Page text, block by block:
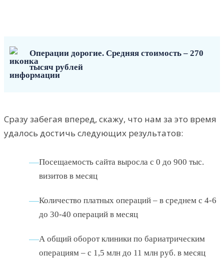
Операции дорогие. Средняя стоимость – 270
тысяч рублей
Сразу забегая вперед, скажу, что нам за это время
удалось достичь следующих результатов:
Посещаемость сайта выросла с 0 до 900 тыс.
визитов в месяц
Количество платных операций – в среднем с 4-6
до 30-40 операций в месяц
А общий оборот клиники по бариатрическим
операциям – с 1,5 млн до 11 млн руб. в месяц